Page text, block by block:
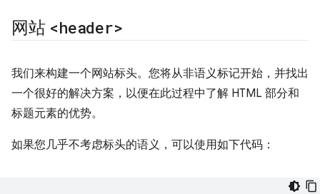
网站 <header>
我们来构建一个网站标头。您将从非语义标记开始，并找出
一个很好的解决方案，以便在此过程中了解 HTML 部分和
标题元素的优势。
如果您几乎不考虑标头的语义，可以使用如下代码：